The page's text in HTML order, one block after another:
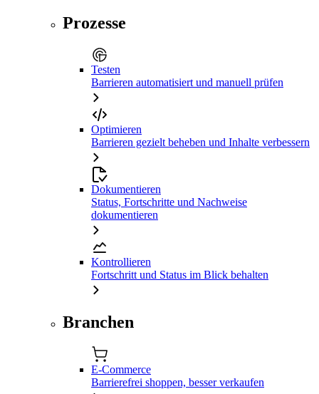
Prozesse
Testen
Barrieren automatisiert und manuell prüfen
Optimieren
Barrieren gezielt beheben und Inhalte verbessern
Dokumentieren
Status, Fortschritte und Nachweise
dokumentieren
Kontrollieren
Fortschritt und Status im Blick behalten
Branchen
E-Commerce
Barrierefrei shoppen, besser verkaufen